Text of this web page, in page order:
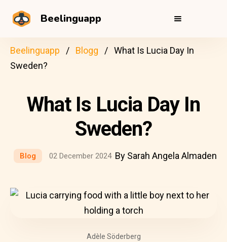
Beelinguapp
Beelinguapp Blogg
What Is Lucia Day In
Sweden?
What Is Lucia Day In
Sweden?
Blog 02 December 2024 By Sarah Angela Almaden
Adèle Söderberg